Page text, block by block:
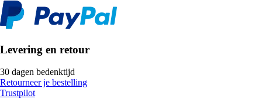
Levering en retour
30 dagen bedenktijd
Retourneer je bestelling
Trustpilot